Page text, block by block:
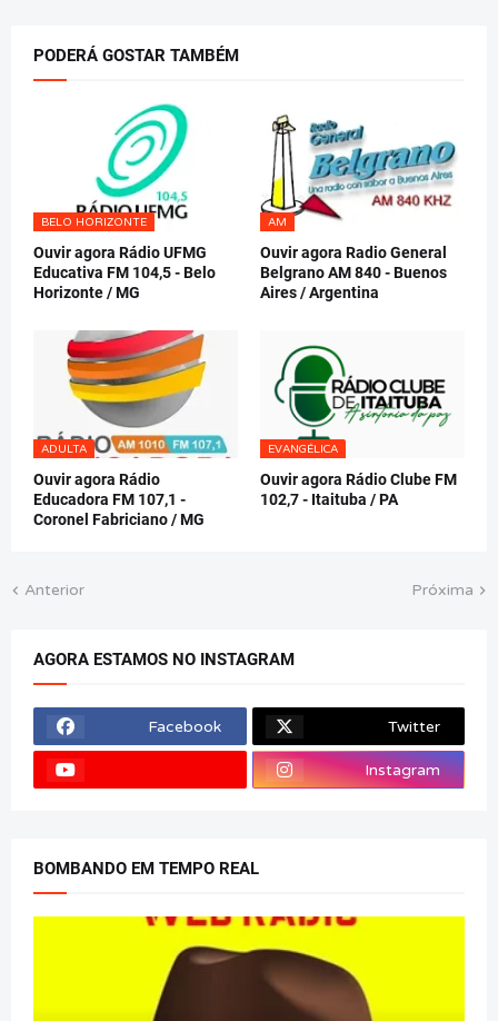
PODERÁ GOSTAR TAMBÉM
BELO HORIZONTE
Ouvir agora Rádio UFMG
Educativa FM 104,5 - Belo
Horizonte / MG
AM
Ouvir agora Radio General
Belgrano AM 840 - Buenos
Aires / Argentina
ADULTA
Ouvir agora Rádio
Educadora FM 107,1 -
Coronel Fabriciano / MG
EVANGÉLICA
Ouvir agora Rádio Clube FM
102,7 - Itaituba / PA
Anterior Próxima
AGORA ESTAMOS NO INSTAGRAM
Facebook Twitter
Instagram
BOMBANDO EM TEMPO REAL